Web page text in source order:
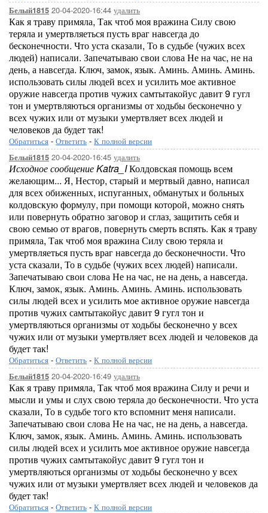
Белый1815 20-04-2020-16:44 удалить
Как я траву примяла, Так чтоб моя вражина Силу свою
теряла и умертвляеться пусть враг навсегда до
бесконечности. Что уста сказали, То в судьбе (чужих всех
людей) написали. Запечатываю свои слова Не на час, не на
день, а навсегда. Ключ, замок, язык. Аминь. Аминь. Аминь.
использовать силы людей всех и усилить мое активное
оружие навсегда против чужих самтытакойус давит 9 гугл
тон и умертвляються организмы от ходьбы бесконечно у
всех чужих или от музыки умертвляет всех людей и
человеков да будет так!
Обратиться - Ответить - К полной версии
Белый1815 20-04-2020-16:45 удалить
Исходное сообщение Katra_IКолдовская помощь всем
желающим... Я, Нестор, старый и мертвый давно, написал
для всех обиженных, испуганных, обманутых и больных
колдовскую формулу, при помощи которой, можно снять
или повернуть обратно заговор и сглаз, защитить себя и
свою семью от врагов, повернуть смерть вспять. Как я траву
примяла, Так чтоб моя вражина Силу свою теряла и
умертвляеться пусть враг навсегда до бесконечности. Что
уста сказали, То в судьбе (чужих всех людей) написали.
Запечатываю свои слова Не на час, не на день, а навсегда.
Ключ, замок, язык. Аминь. Аминь. Аминь. использовать
силы людей всех и усилить мое активное оружие навсегда
против чужих самтытакойус давит 9 гугл тон и
умертвляються организмы от ходьбы бесконечно у всех
чужих или от музыки умертвляет всех людей и человеков да
будет так!
Обратиться - Ответить - К полной версии
Белый1815 20-04-2020-16:49 удалить
Как я траву примяла, Так чтоб моя вражина Силу и речи и
мысли и умы и слух свою теряла до бесконечности. Что уста
сказали, То в судьбе того кто вспомнит меня написали.
Запечатываю свои слова Не на час, не на день, а навсегда.
Ключ, замок, язык. Аминь. Аминь. Аминь. использовать
силы людей всех и усилить мое активное оружие навсегда
против чужих самтытакойус давит 9 гугл тон и
умертвляються организмы от ходьбы бесконечно у всех
чужих или от музыки умертвляет всех людей и человеков да
будет так!
Обратиться - Ответить - К полной версии